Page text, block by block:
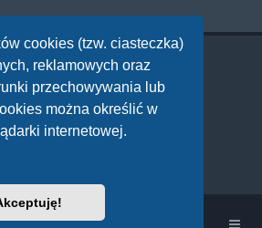
cookies (tzw. ciasteczka)
reklamowych oraz
przechowywania lub
można określić w
internetowej.
tym forum
nowych tematów
w tematach
swoich postów
swoich postów
załączników